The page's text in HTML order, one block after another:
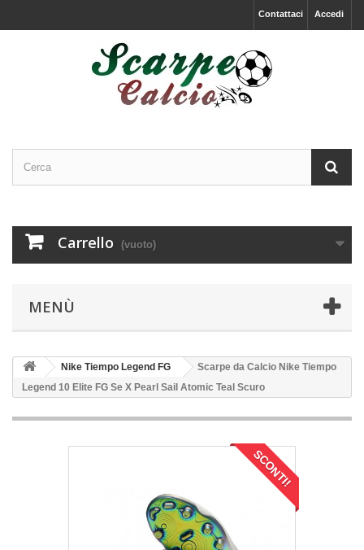
Accedi
Contattaci
Carrello (vuoto)
MENÙ
Nike Tiempo Legend FG
Scarpe da Calcio Nike Tiempo
Legend 10 Elite FG Se X Pearl Sail Atomic Teal Scuro
SCONTI!